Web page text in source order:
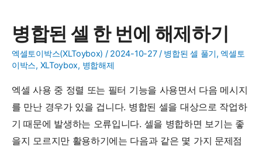
병합된 셀 한 번에 해제하기
엑셀토이박스(XLToybox) / 2024-10-27/ 병합된 셀 풀기, 엑셀토
이박스, XLToybox, 병합해제
엑셀 사용 중 정렬 또는 필터 기능을 사용면서 다음 메시지
를 만난 경우가 있을 겁니다. 병합된 셀을 대상으로 작업하
기 때문에 발생하는 오류입니다. 셀을 병합하면 보기는 좋
을지 모르지만 활용하기에는 다음과 같은 몇 가지 문제점